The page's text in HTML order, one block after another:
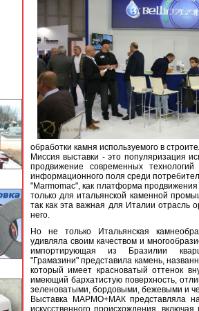
обработки камня используемого в
Миссия выставки - это популяризация
продвижение современных
информационного поля среди
"Marmomac", как платформа
только для итальянской каменной
так как эта важная для Италии отрасль
него.
Но не только Итальянская
удивляла своим качеством и
импортирующая из Бразилии
"Грамазини" представила камень,
который имеет красноватый оттенок
имеющий бархатистую поверхность,
зеленоватыми, бордовыми, бежевыми и
Выставка МАРМО+МАК представляла
искусственного происхождения,